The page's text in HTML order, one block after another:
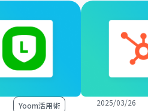
Yoom活用術 2025/03/26